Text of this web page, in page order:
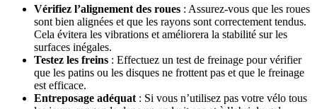
Vérifiez l’alignement des roues : Assurez-vous que les roues
sont bien alignées et que les rayons sont correctement tendus.
Cela évitera les vibrations et améliorera la stabilité sur les
surfaces inégales.
Testez les freins : Effectuez un test de freinage pour vérifier
que les patins ou les disques ne frottent pas et que le freinage
est efficace.
Entreposage adéquat : Si vous n’utilisez pas votre vélo tous